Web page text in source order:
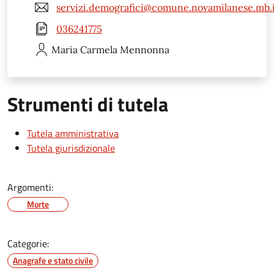
036241775
Maria Carmela Mennonna
Strumenti di tutela
Tutela amministrativa
Tutela giurisdizionale
Argomenti:
Morte
Categorie:
Anagrafe e stato civile